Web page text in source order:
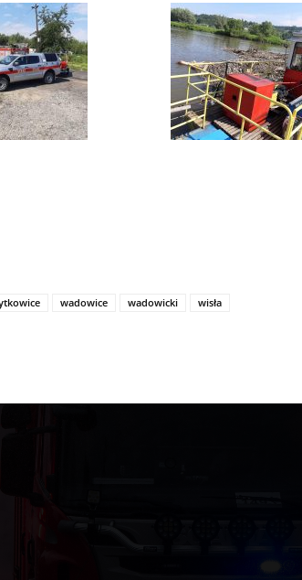
wadowice wadowicki wisła